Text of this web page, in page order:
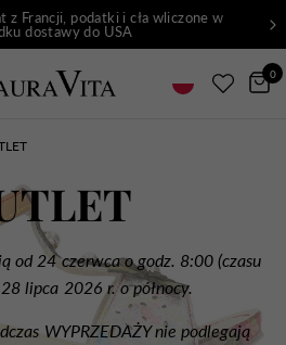
z Francji, podatki i cła wliczone w
dostawy do USA
0
od 24 czerwca o godz. 8:00 (czasu
lipca 2026 r. o północy.
WYPRZEDAŻY nie podlegają